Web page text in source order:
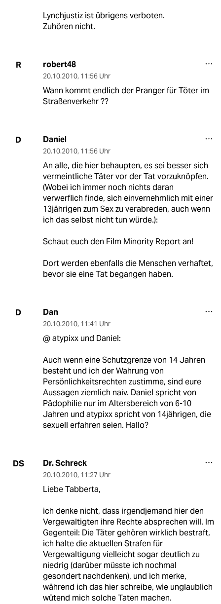
Lynchjustiz ist übrigens verboten.
Zuhören nicht.
R robert48
20.10.2010, 11:56 Uhr
Wann kommt endlich der Pranger für Töter im
Straßenverkehr ??
D Daniel
20.10.2010, 11:56 Uhr
An alle, die hier behaupten, es sei besser sich
vermeintliche Täter vor der Tat vorzuknöpfen.
(Wobei ich immer noch nichts daran
verwerflich finde, sich einvernehmlich mit einer
13jährigen zum Sex zu verabreden, auch wenn
ich das selbst nicht tun würde.):
Schaut euch den Film Minority Report an!
Dort werden ebenfalls die Menschen verhaftet,
bevor sie eine Tat begangen haben.
D Dan
20.10.2010, 11:41 Uhr
@ atypixx und Daniel:
Auch wenn eine Schutzgrenze von 14 Jahren
besteht und ich der Wahrung von
Persönlichkeitsrechten zustimme, sind eure
Aussagen ziemlich naiv. Daniel spricht von
Pädophilie nur im Altersbereich von 6-10
Jahren und atypixx spricht von 14jährigen, die
sexuell erfahren seien. Hallo?
DS Dr. Schreck
20.10.2010, 11:27 Uhr
Liebe Tabberta,
ich denke nicht, dass irgendjemand hier den
Vergewaltigten ihre Rechte absprechen will. Im
Gegenteil: Die Täter gehören wirklich bestraft,
ich halte die aktuellen Strafen für
Vergewaltigung vielleicht sogar deutlich zu
niedrig (darüber müsste ich nochmal
gesondert nachdenken), und ich merke,
während ich das hier schreibe, wie unglaublich
wütend mich solche Taten machen.